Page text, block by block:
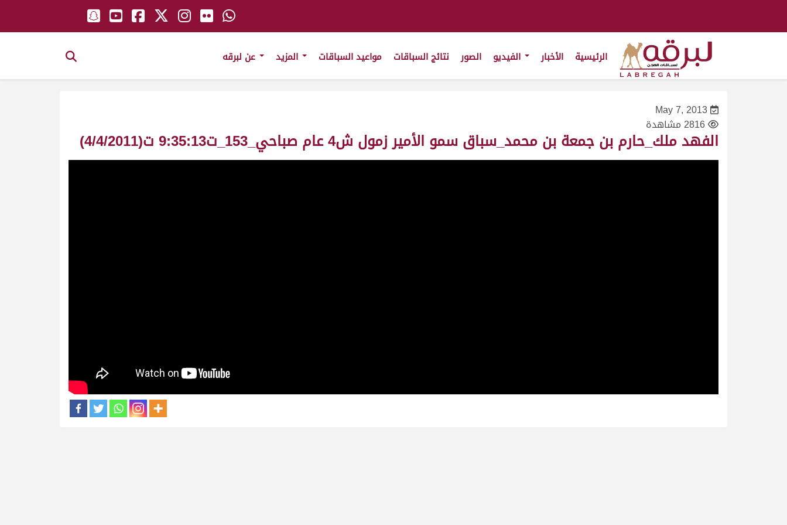
الرئيسية الأخبار الصور نتائج السباقات مواعيد السباقات
May 7, 2013
2816 مشاهدة
الفهد ملك_حارم بن جمعة بن محمد_سباق سمو الأمير زمول ش4 عام صباحي_153_ت9:35:13 ت(4/4/2011)